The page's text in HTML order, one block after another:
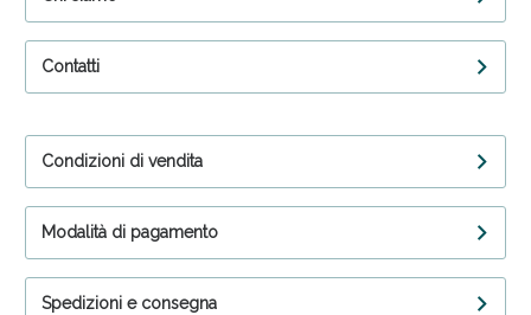
Contatti
Condizioni di vendita
Modalità di pagamento
Spedizioni e consegna